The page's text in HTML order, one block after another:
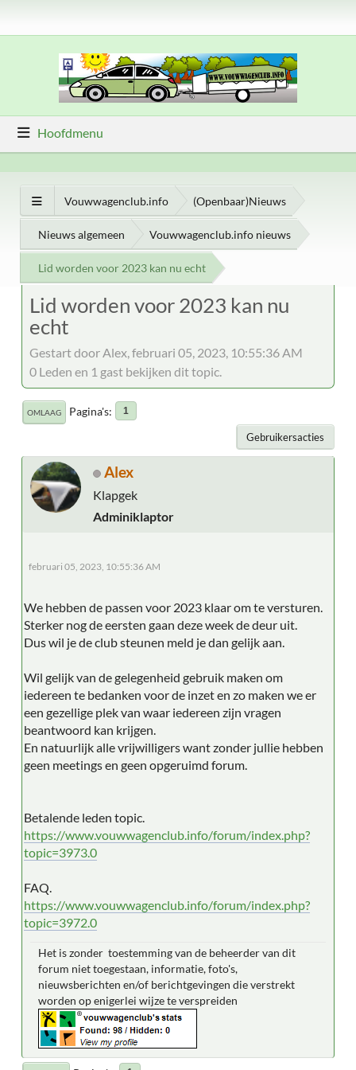
Hoofdmenu
Vouwwagenclub.info (Openbaar)Nieuws
Nieuws algemeen Vouwwagenclub.info nieuws
Lid worden voor 2023 kan nu echt
Lid worden voor 2023 kan nu
echt
Gestart door Alex, februari 05, 2023, 10:55:36 AM
0 Leden en 1 gast bekijken dit topic.
OMLAAG Pagina's 1
Gebruikersacties
Alex
Klapgek
Adminiklaptor
februari 05, 2023, 10:55:36 AM
We hebben de passen voor 2023 klaar om te versturen.
Sterker nog de eersten gaan deze week de deur uit.
Dus wil je de club steunen meld je dan gelijk aan.
Wil gelijk van de gelegenheid gebruik maken om
iedereen te bedanken voor de inzet en zo maken we er
een gezellige plek van waar iedereen zijn vragen
beantwoord kan krijgen.
En natuurlijk alle vrijwilligers want zonder jullie hebben
geen meetings en geen opgeruimd forum.
Betalende leden topic.
https://www.vouwwagenclub.info/forum/index.php?
topic=3973.0
FAQ.
https://www.vouwwagenclub.info/forum/index.php?
topic=3972.0
Het is zonder toestemming van de beheerder van dit
forum niet toegestaan, informatie, foto's,
nieuwsberichten en/of berichtgevingen die verstrekt
worden op enigerlei wijze te verspreiden